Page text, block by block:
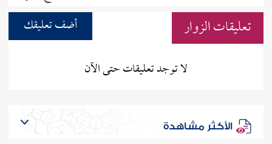
تعليقات الزوار
أضف تعليقك
لا توجد تعليقات حتى الآن
الأكثر مشاهدة